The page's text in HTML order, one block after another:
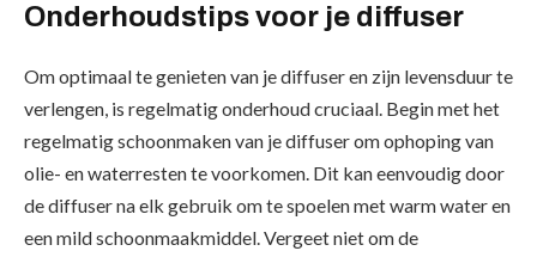
Onderhoudstips voor je diffuser
Om optimaal te genieten van je diffuser en zijn levensduur te
verlengen, is regelmatig onderhoud cruciaal. Begin met het
regelmatig schoonmaken van je diffuser om ophoping van
olie- en waterresten te voorkomen. Dit kan eenvoudig door
de diffuser na elk gebruik om te spoelen met warm water en
een mild schoonmaakmiddel. Vergeet niet om de